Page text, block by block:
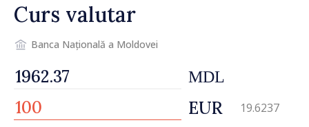
Curs valutar
Banca Națională a Moldovei
MDL
EUR 19.6237